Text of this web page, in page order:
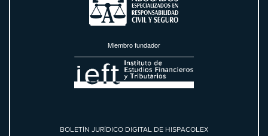
Miembro fundador
BOLETÍN JURÍDICO DIGITAL DE HISPACOLEX